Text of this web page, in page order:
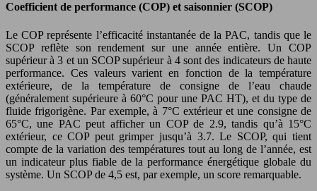
Coefficient de performance (COP) et saisonnier (SCOP)
Le COP représente l’efficacité instantanée de la PAC, tandis que le
SCOP reflète son rendement sur une année entière. Un COP
supérieur à 3 et un SCOP supérieur à 4 sont des indicateurs de haute
performance. Ces valeurs varient en fonction de la température
extérieure, de la température de consigne de l’eau chaude
(généralement supérieure à 60°C pour une PAC HT), et du type de
fluide frigorigène. Par exemple, à 7°C extérieur et une consigne de
65°C, une PAC peut afficher un COP de 2.9, tandis qu’à 15°C
extérieur, ce COP peut grimper jusqu’à 3.7. Le SCOP, qui tient
compte de la variation des températures tout au long de l’année, est
un indicateur plus fiable de la performance énergétique globale du
système. Un SCOP de 4,5 est, par exemple, un score remarquable.